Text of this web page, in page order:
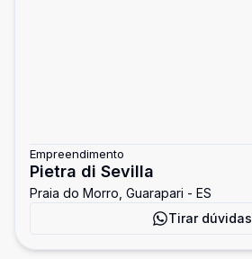
Empreendimento
Pietra di Sevilla
Praia do Morro, Guarapari - ES
Tirar dúvidas